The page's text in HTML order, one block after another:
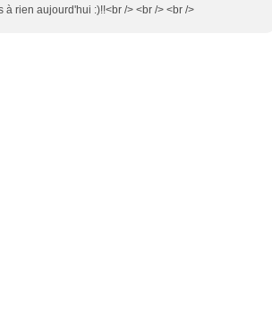
rien aujourd'hui :)!!<br /> <br /> <br />